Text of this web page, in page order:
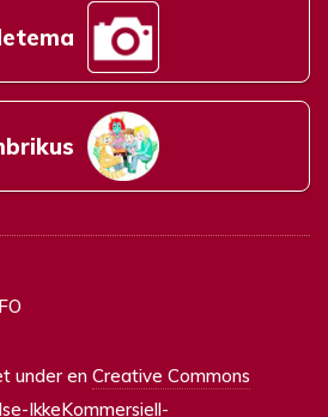
under en Creative Commons
IkkeKommersiell-